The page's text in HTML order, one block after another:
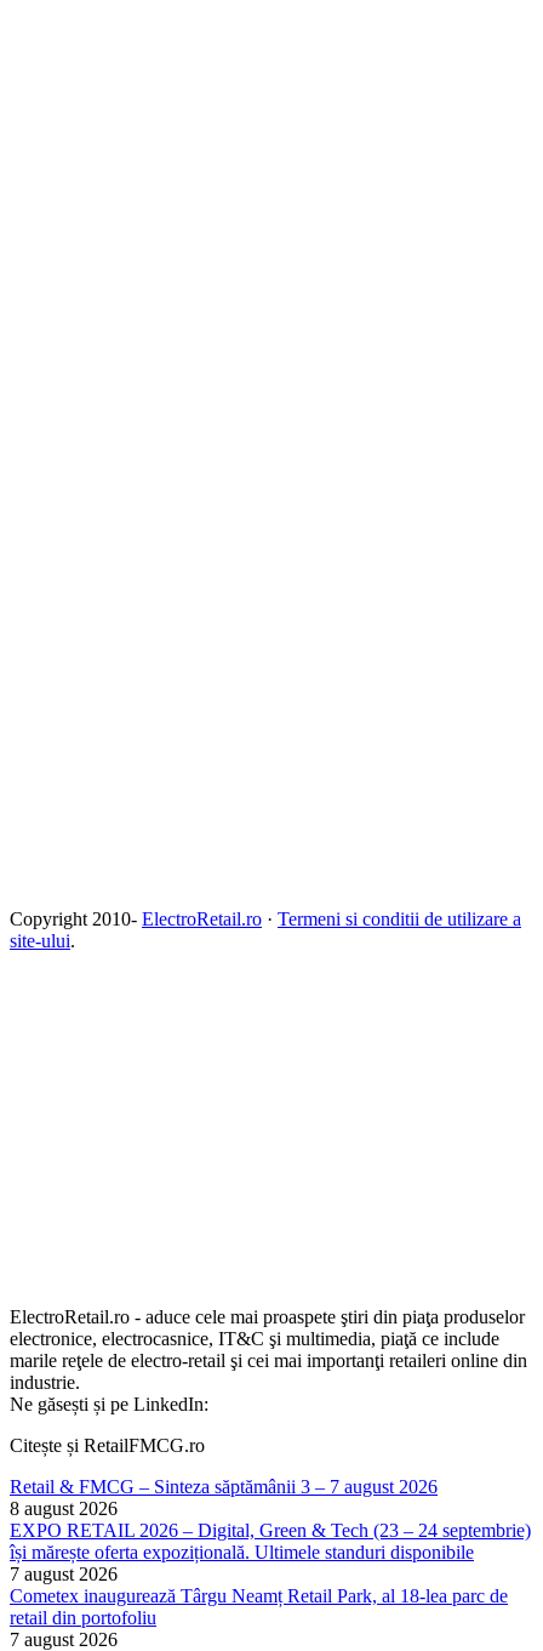
Copyright 2010- ElectroRetail.ro · Termeni si conditii de utilizare a
site-ului.
ElectroRetail.ro - aduce cele mai proaspete ştiri din piaţa produselor
electronice, electrocasnice, IT&C şi multimedia, piaţă ce include
marile reţele de electro-retail şi cei mai importanţi retaileri online din
industrie.
Ne găsești și pe LinkedIn:
Citește și RetailFMCG.ro
Retail & FMCG – Sinteza săptămânii 3 – 7 august 2026
8 august 2026
EXPO RETAIL 2026 – Digital, Green & Tech (23 – 24 septembrie)
își mărește oferta expozițională. Ultimele standuri disponibile
7 august 2026
Cometex inaugurează Târgu Neamț Retail Park, al 18-lea parc de
retail din portofoliu
7 august 2026